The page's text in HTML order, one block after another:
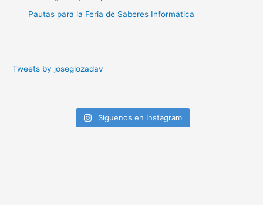
Pautas para la Feria de Saberes Informática
Tweets by joseglozadav
Síguenos en Instagram